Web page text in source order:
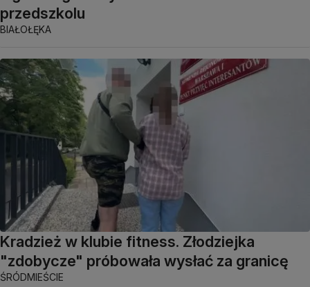
przedszkolu
BIAŁOŁĘKA
Kradzież w klubie fitness. Złodziejka
"zdobycze" próbowała wysłać za granicę
ŚRÓDMIEŚCIE